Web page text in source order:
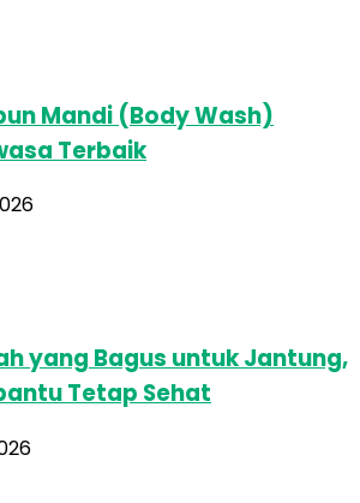
Mandi (Body Wash)
Terbaik
yang Bagus untuk Jantung,
Tetap Sehat